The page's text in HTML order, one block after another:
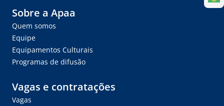
Sobre a Apaa
Quem somos
Equipe
Equipamentos Culturais
Programas de difusão
Vagas e contratações
Vagas